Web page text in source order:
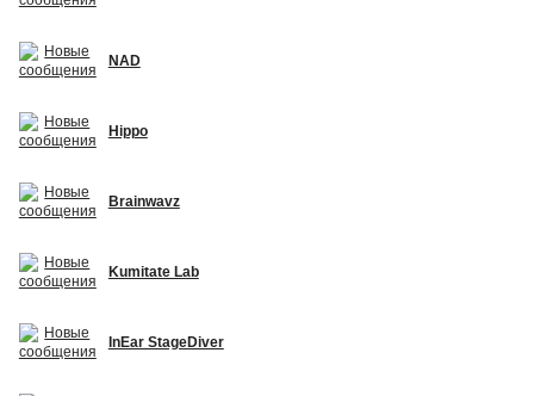
NAD
Hippo
Brainwavz
Kumitate Lab
InEar StageDiver